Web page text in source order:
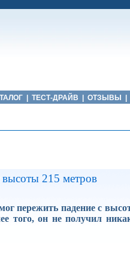
ТЕСТ-ДРАЙВ ОТЗЫВЫ
215 метров
пережить падение с
того, он не получил